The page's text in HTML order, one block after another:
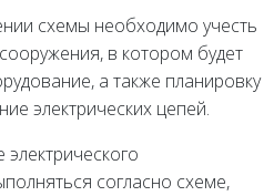
схемы необходимо учесть
в котором будет
а также планировку
электрических цепей.
согласно схеме,